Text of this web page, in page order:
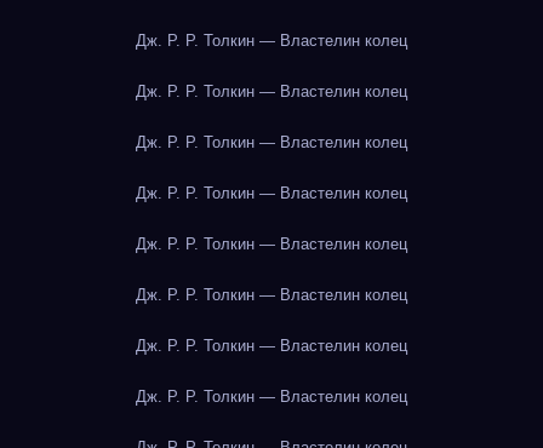
Дж. Р. Р. Толкин — Властелин колец
Дж. Р. Р. Толкин — Властелин колец
Дж. Р. Р. Толкин — Властелин колец
Дж. Р. Р. Толкин — Властелин колец
Дж. Р. Р. Толкин — Властелин колец
Дж. Р. Р. Толкин — Властелин колец
Дж. Р. Р. Толкин — Властелин колец
Дж. Р. Р. Толкин — Властелин колец